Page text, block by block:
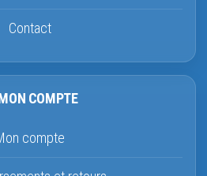
Contact
COMPTE
compte